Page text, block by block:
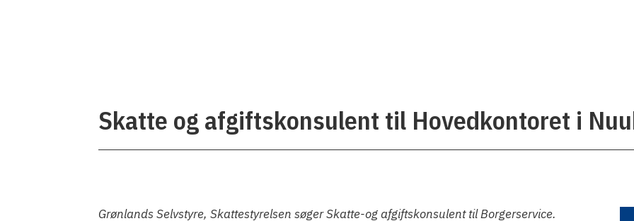
Skatte og afgiftskonsulent til Hovedkontoret i
Grønlands Selvstyre, Skattestyrelsen søger Skatte-og afgiftskonsulent til Borgerservice.